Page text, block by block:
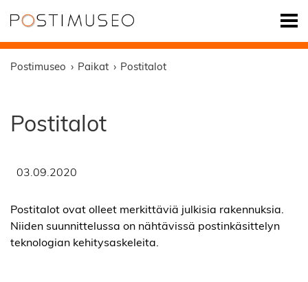
Postimuseo Paikat Postitalot
Postitalot
03.09.2020
Postitalot ovat olleet merkittäviä julkisia rakennuksia.
Niiden suunnittelussa on nähtävissä postinkäsittelyn
teknologian kehitysaskeleita.